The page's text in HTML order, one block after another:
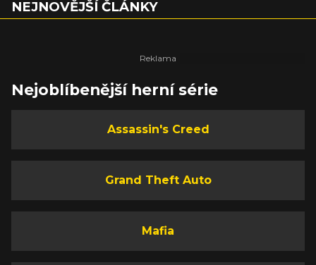
NEJNOVĚJŠÍ ČLÁNKY
Nejoblíbenější herní série
Assassin's Creed
Grand Theft Auto
Mafia